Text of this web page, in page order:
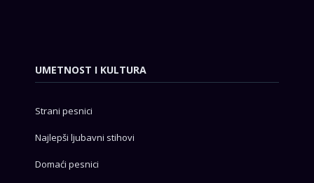
UMETNOST I KULTURA
Strani pesnici
Najlepši ljubavni stihovi
Domaći pesnici